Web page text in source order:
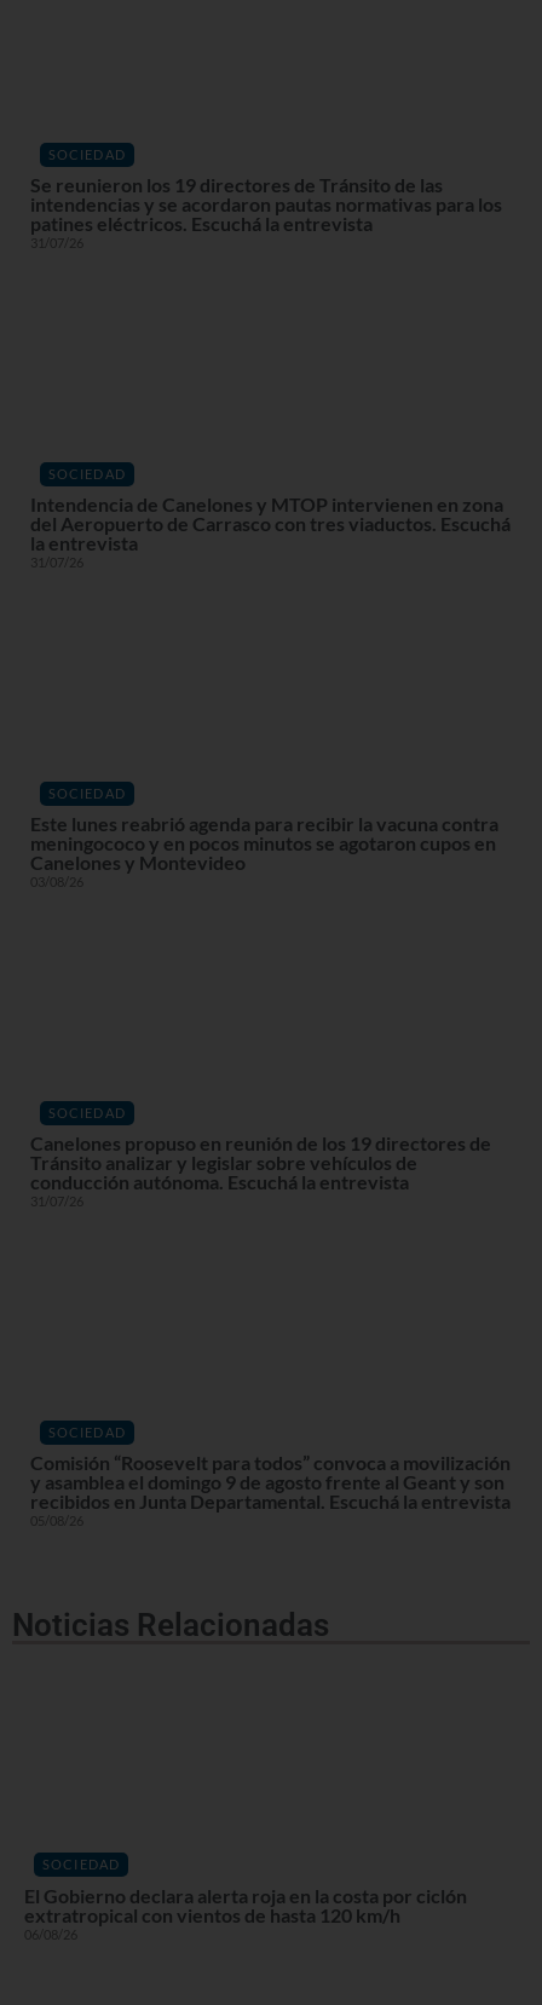
SOCIEDAD
Se reunieron los 19 directores de Tránsito de las
intendencias y se acordaron pautas normativas para los
patines eléctricos. Escuchá la entrevista
31/07/26
SOCIEDAD
Intendencia de Canelones y MTOP intervienen en zona
del Aeropuerto de Carrasco con tres viaductos. Escuchá
la entrevista
31/07/26
SOCIEDAD
Este lunes reabrió agenda para recibir la vacuna contra
meningococo y en pocos minutos se agotaron cupos en
Canelones y Montevideo
03/08/26
SOCIEDAD
Canelones propuso en reunión de los 19 directores de
Tránsito analizar y legislar sobre vehículos de
conducción autónoma. Escuchá la entrevista
31/07/26
SOCIEDAD
Comisión “Roosevelt para todos” convoca a movilización
y asamblea el domingo 9 de agosto frente al Geant y son
recibidos en Junta Departamental. Escuchá la entrevista
05/08/26
Noticias Relacionadas
SOCIEDAD
El Gobierno declara alerta roja en la costa por ciclón
extratropical con vientos de hasta 120 km/h
06/08/26